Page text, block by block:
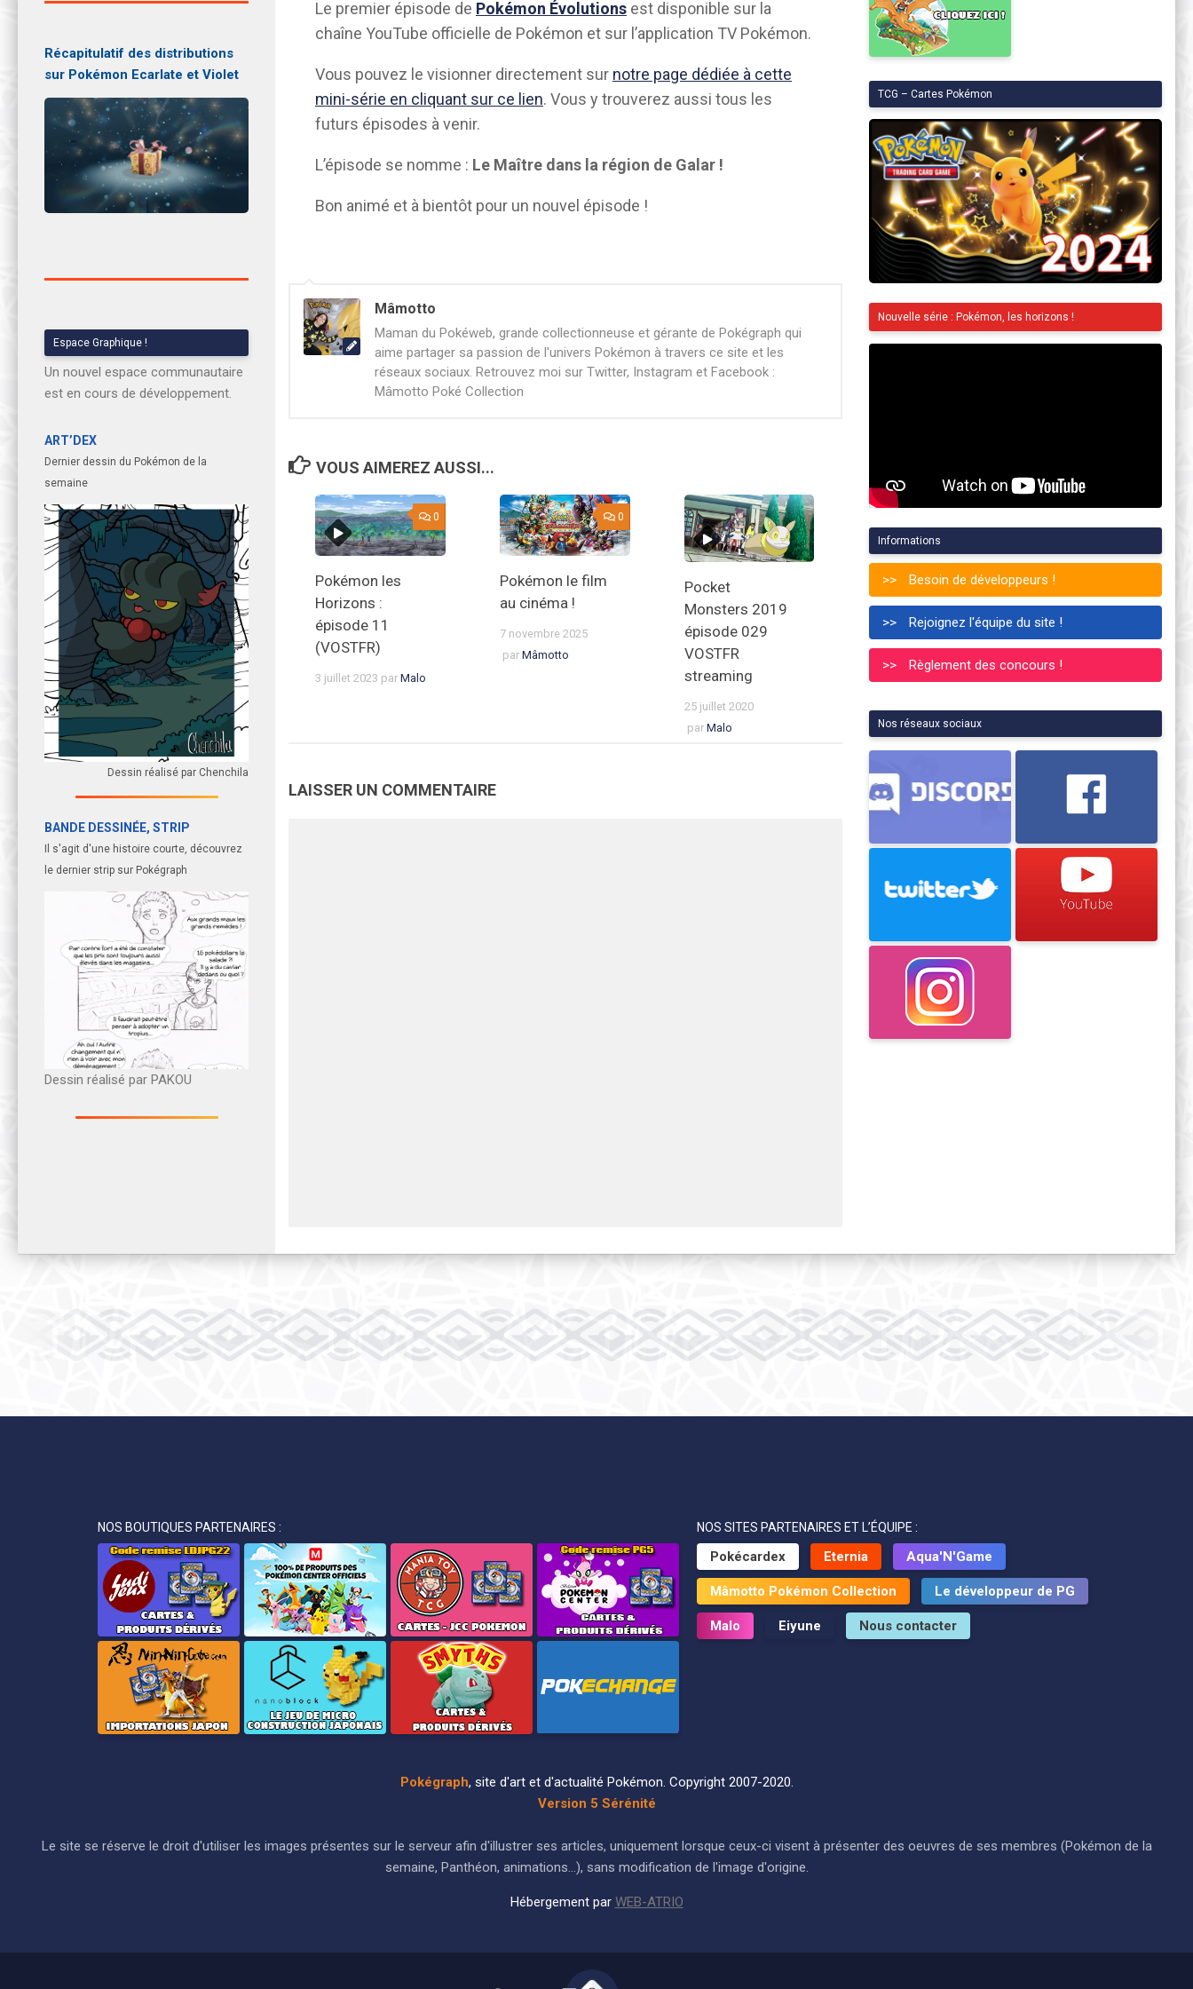
Le premier épisode de Pokémon Évolutions est disponible sur la
chaîne YouTube officielle de Pokémon et sur l’application TV Pokémon.
Vous pouvez le visionner directement sur notre page dédiée à cette
mini-série en cliquant sur ce lien. Vous y trouverez aussi tous les
futurs épisodes à venir.
L’épisode se nomme : Le Maître dans la région de Galar !
Bon animé et à bientôt pour un nouvel épisode !
Mâmotto
Maman du Pokéweb, grande collectionneuse et gérante de Pokégraph qui
aime partager sa passion de l'univers Pokémon à travers ce site et les
réseaux sociaux. Retrouvez moi sur Twitter, Instagram et Facebook :
Mâmotto Poké Collection
VOUS AIMEREZ AUSSI...
0
Pokémon les
Horizons :
épisode 11
(VOSTFR)
3 juillet 2023 par Malo
0
Pokémon le film
au cinéma !
7 novembre 2025
par Mâmotto
Pocket
Monsters 2019
épisode 029
VOSTFR
streaming
25 juillet 2020
par Malo
LAISSER UN COMMENTAIRE
Récapitulatif des distributions
sur Pokémon Ecarlate et Violet
Espace Graphique !
Un nouvel espace communautaire
est en cours de développement.
ART’DEX
Dernier dessin du Pokémon de la
semaine
Dessin réalisé par Chenchila
BANDE DESSINÉE, STRIP
Il s'agit d'une histoire courte, découvrez
le dernier strip sur Pokégraph
Dessin réalisé par PAKOU
TCG – Cartes Pokémon
Nouvelle série : Pokémon, les horizons !
Informations
Besoin de développeurs !
Rejoignez l'équipe du site !
Règlement des concours !
Nos réseaux sociaux
NOS BOUTIQUES PARTENAIRES : NOS SITES PARTENAIRES ET L’ÉQUIPE :
Pokécardex Eternia Aqua'N'Game
Mâmotto Pokémon Collection Le développeur de PG
Malo Eiyune Nous contacter
Pokégraph, site d'art et d'actualité Pokémon. Copyright 2007-2020.
Version 5 Sérénité
Le site se réserve le droit d'utiliser les images présentes sur le serveur afin d'illustrer ses articles, uniquement lorsque ceux-ci visent à présenter des oeuvres de ses membres (Pokémon de la
semaine, Panthéon, animations...), sans modification de l'image d'origine.
Hébergement par WEB-ATRIO